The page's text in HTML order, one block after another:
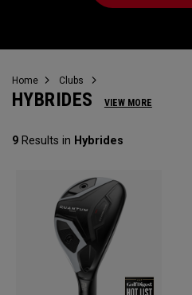
Home Clubs
HYBRIDES VIEW MORE
9 Results in Hybrides